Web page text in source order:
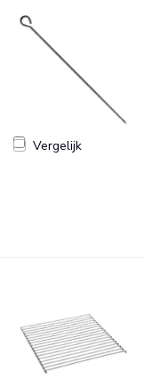
Vergelijk